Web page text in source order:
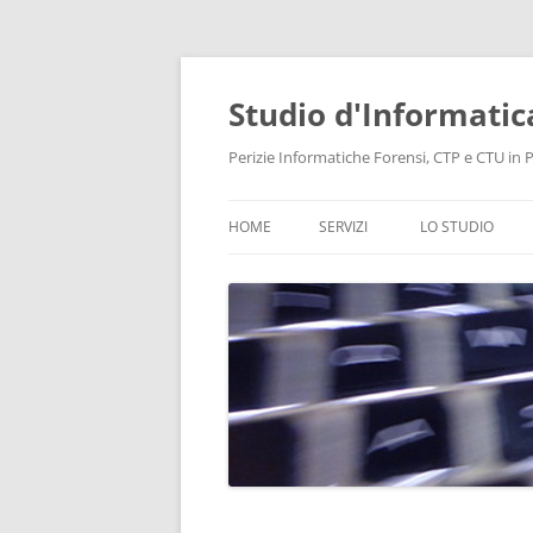
Vai
contenuto
Studio
Perizie Informatiche Forensi, CTP e CTU in
HOME SERVIZI
CONSULENZA INFORMATICA
PROTEZIONE DATI E PRIVACY
RECUPERO DATI
LO STUDIO